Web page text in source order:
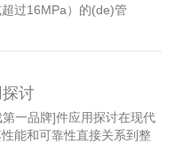
过16MPa）的(de)管
讨
一品牌]件应用探讨在现代
能和可靠性直接关系到整